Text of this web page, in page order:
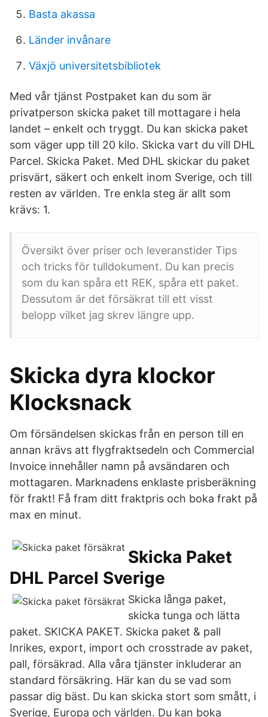
Basta akassa
Länder invånare
Växjö universitetsbibliotek
Med vår tjänst Postpaket kan du som är
privatperson skicka paket till mottagare i hela
landet – enkelt och tryggt. Du kan skicka paket
som väger upp till 20 kilo. Skicka vart du vill DHL
Parcel. Skicka Paket. Med DHL skickar du paket
prisvärt, säkert och enkelt inom Sverige, och till
resten av världen. Tre enkla steg är allt som
krävs: 1.
Översikt över priser och leveranstider Tips
och tricks för tulldokument. Du kan precis
som du kan spåra ett REK, spåra ett paket.
Dessutom är det försäkrat till ett visst
belopp vilket jag skrev längre upp.
Skicka dyra klockor
Klocksnack
Om försändelsen skickas från en person till en
annan krävs att flygfraktsedeln och Commercial
Invoice innehåller namn på avsändaren och
mottagaren. Marknadens enklaste prisberäkning
för frakt! Få fram ditt fraktpris och boka frakt på
max en minut.
Skicka Paket
DHL Parcel Sverige
Skicka långa paket,
skicka tunga och lätta
paket. SKICKA PAKET. Skicka paket & pall
Inrikes, export, import och crosstrade av paket,
pall, försäkrad. Alla våra tjänster inkluderar an
standard försäkring. Här kan du se vad som
passar dig bäst. Du kan skicka stort som smått, i
Sverige, Europa och världen. Du kan boka